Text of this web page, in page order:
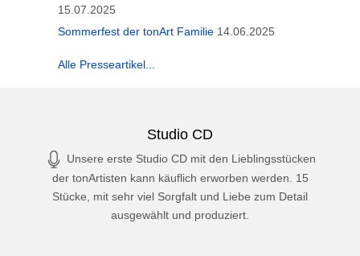
15.07.2025
Sommerfest der tonArt Familie 14.06.2025
Alle Presseartikel...
Studio CD
Unsere erste Studio CD mit den Lieblingsstücken
der tonArtisten kann käuflich erworben werden. 15
Stücke, mit sehr viel Sorgfalt und Liebe zum Detail
ausgewählt und produziert.